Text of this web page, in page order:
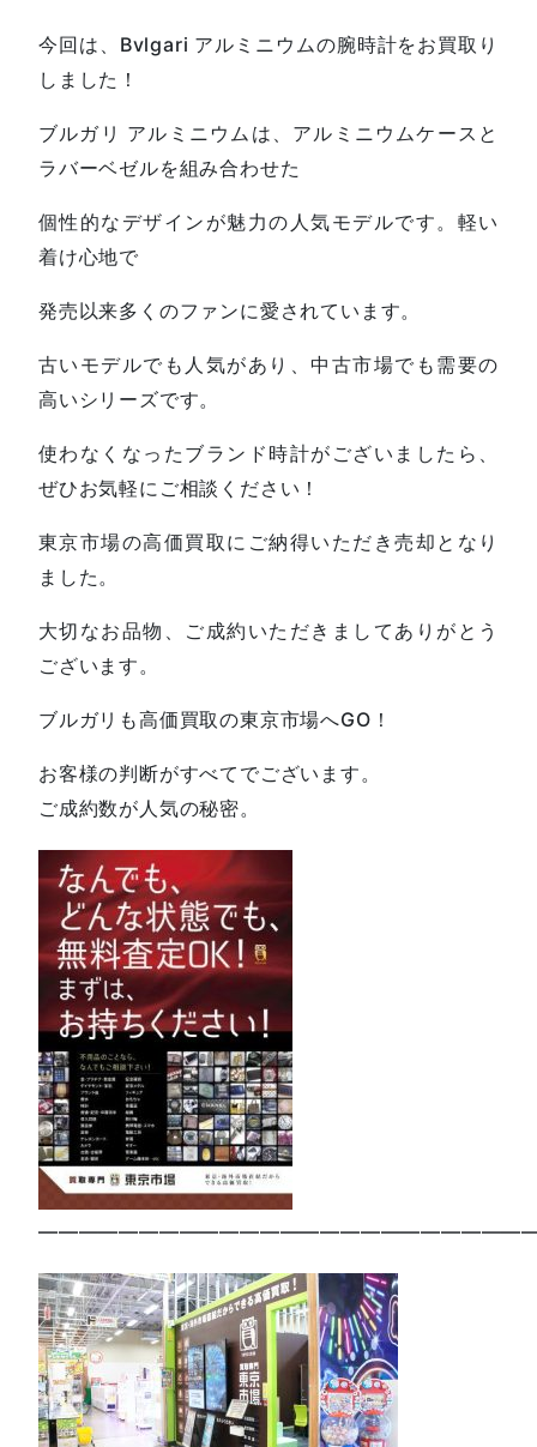
今回は、Bvlgari アルミニウムの腕時計をお買取り
しました！
ブルガリ アルミニウムは、アルミニウムケースと
ラバーベゼルを組み合わせた
個性的なデザインが魅力の人気モデルです。軽い
着け心地で
発売以来多くのファンに愛されています。
古いモデルでも人気があり、中古市場でも需要の
高いシリーズです。
使わなくなったブランド時計がございましたら、
ぜひお気軽にご相談ください！
東京市場の高価買取にご納得いただき売却となり
ました。
大切なお品物、ご成約いただきましてありがとう
ございます。
ブルガリも高価買取の東京市場へGO！
お客様の判断がすべてでございます。
ご成約数が人気の秘密。